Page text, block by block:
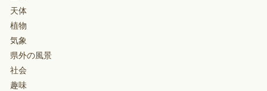
天体
植物
気象
県外の風景
社会
趣味